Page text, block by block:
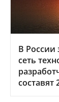
В России
сеть